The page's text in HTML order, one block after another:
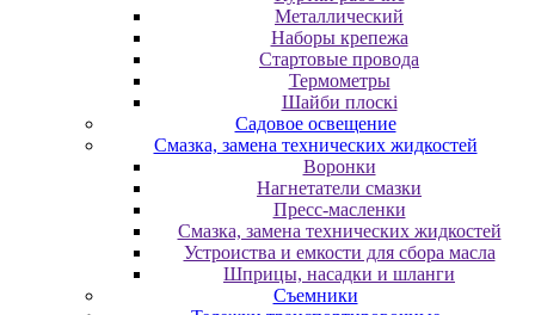
Металлический
Наборы крепежа
Стартовые провода
Термометры
Шайби плоскі
Садовое освещение
Смазка, замена технических жидкостей
Воронки
Нагнетатели смазки
Пресс-масленки
Смазка, замена технических жидкостей
Устроиства и емкости для сбора масла
Шприцы, насадки и шланги
Съемники